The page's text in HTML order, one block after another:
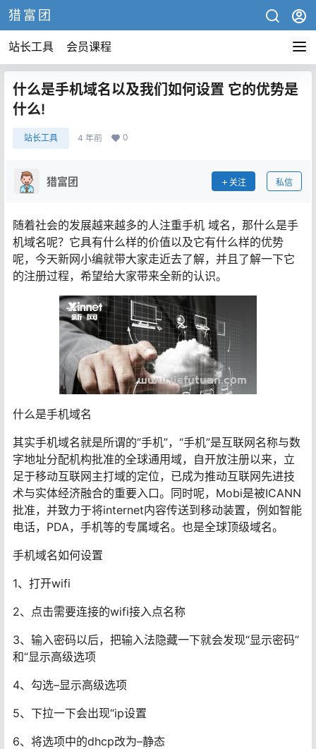
猎富团
站长工具 会员课程
什么是手机域名以及我们如何设置 它的优势是
什么!
站长工具 4 年前 0
猎富团 关注 私信
随着社会的发展越来越多的人注重手机 域名，那什么是手
机域名呢？它具有什么样的价值以及它有什么样的优势
呢，今天新网小编就带大家走近去了解，并且了解一下它
的注册过程，希望给大家带来全新的认识。
什么是手机域名
其实手机域名就是所谓的“手机”，“手机”是互联网名称与数
字地址分配机构批准的全球通用域，自开放注册以来，立
足于移动互联网主打域的定位，已成为推动互联网先进技
术与实体经济融合的重要入口。同时呢，Mobi是被ICANN
批准，并致力于将internet内容传送到移动装置，例如智能
电话，PDA，手机等的专属域名。也是全球顶级域名。
手机域名如何设置
1、打开wifi
2、点击需要连接的wifi接入点名称
3、输入密码以后，把输入法隐藏一下就会发现“显示密码”
和“显示高级选项
4、勾选–显示高级选项
5、下拉一下会出现“ip设置
6、将选项中的dhcp改为–静态